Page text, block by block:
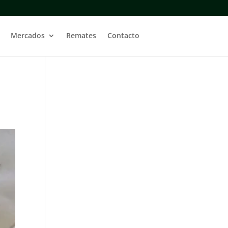
Mercados Remates Contacto